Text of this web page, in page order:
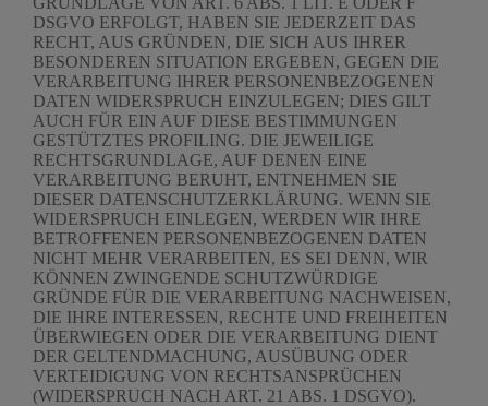
DSGVO ERFOLGT, HABEN SIE JEDERZEIT DAS
RECHT, AUS GRÜNDEN, DIE SICH AUS IHRER
BESONDEREN SITUATION ERGEBEN, GEGEN DIE
VERARBEITUNG IHRER PERSONENBEZOGENEN
DATEN WIDERSPRUCH EINZULEGEN; DIES GILT
AUCH FÜR EIN AUF DIESE BESTIMMUNGEN
GESTÜTZTES PROFILING. DIE JEWEILIGE
RECHTSGRUNDLAGE, AUF DENEN EINE
VERARBEITUNG BERUHT, ENTNEHMEN SIE
DIESER DATENSCHUTZERKLÄRUNG. WENN SIE
WIDERSPRUCH EINLEGEN, WERDEN WIR IHRE
BETROFFENEN PERSONENBEZOGENEN DATEN
NICHT MEHR VERARBEITEN, ES SEI DENN, WIR
KÖNNEN ZWINGENDE SCHUTZWÜRDIGE
GRÜNDE FÜR DIE VERARBEITUNG NACHWEISEN,
DIE IHRE INTERESSEN, RECHTE UND FREIHEITEN
ÜBERWIEGEN ODER DIE VERARBEITUNG DIENT
DER GELTENDMACHUNG, AUSÜBUNG ODER
VERTEIDIGUNG VON RECHTSANSPRÜCHEN
(WIDERSPRUCH NACH ART. 21 ABS. 1 DSGVO).